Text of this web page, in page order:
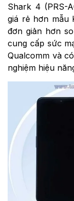
Shark 4 (PRS-
giá rẻ hơn mẫu
đơn giản hơn
cung cấp sức
Qualcomm và
nghiệm hiệu